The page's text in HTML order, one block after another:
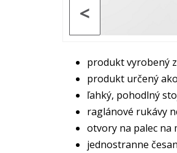
<
produkt vyrobený
produkt určený
ľahký, pohodlný
raglánové rukávy
otvory na palec na
jednostranne